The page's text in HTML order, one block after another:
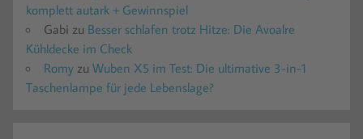
komplett autark + Gewinnspiel
Gabi zu Besser schlafen trotz Hitze: Die Avoalre
Kühldecke im Check
Romy zu Wuben X5 im Test: Die ultimative 3-in-1
Taschenlampe für jede Lebenslage?